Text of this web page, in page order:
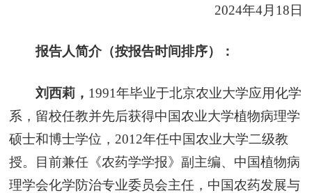
2024年4月18日
报告人简介（按报告时间排序）：
刘西莉， 1991年毕业于北京农业大学应用化学
系，留校任教并先后获得中国农业大学植物病理学
硕士和博士学位，2012年任中国农业大学二级教
授。目前兼任《农药学学报》副主编、中国植物病
理学会化学防治专业委员会主任，中国农药发展与